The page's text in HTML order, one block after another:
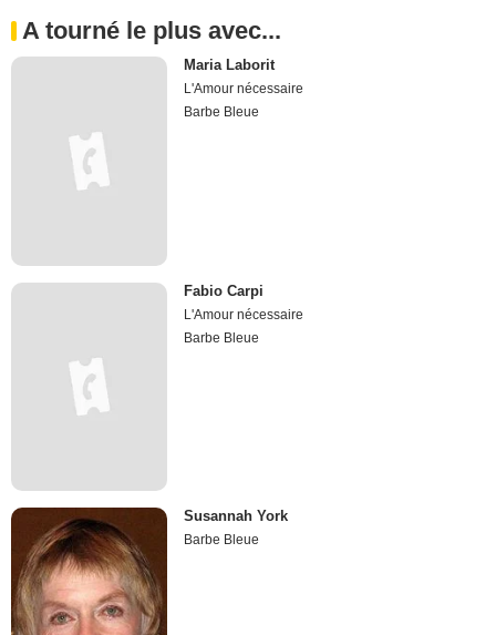
A tourné le plus avec...
Maria Laborit
L'Amour nécessaire
Barbe Bleue
Fabio Carpi
L'Amour nécessaire
Barbe Bleue
Susannah York
Barbe Bleue